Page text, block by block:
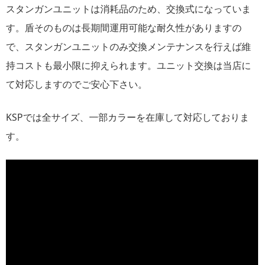
スタンガンユニットは消耗品のため、交換式になっていま
す。盾そのものは長期間運用可能な耐久性がありますの
で、スタンガンユニットのみ交換メンテナンスを行えば維
持コストも最小限に抑えられます。ユニット交換は当店に
て対応しますのでご安心下さい。
KSPでは全サイズ、一部カラーを在庫して対応しておりま
す。